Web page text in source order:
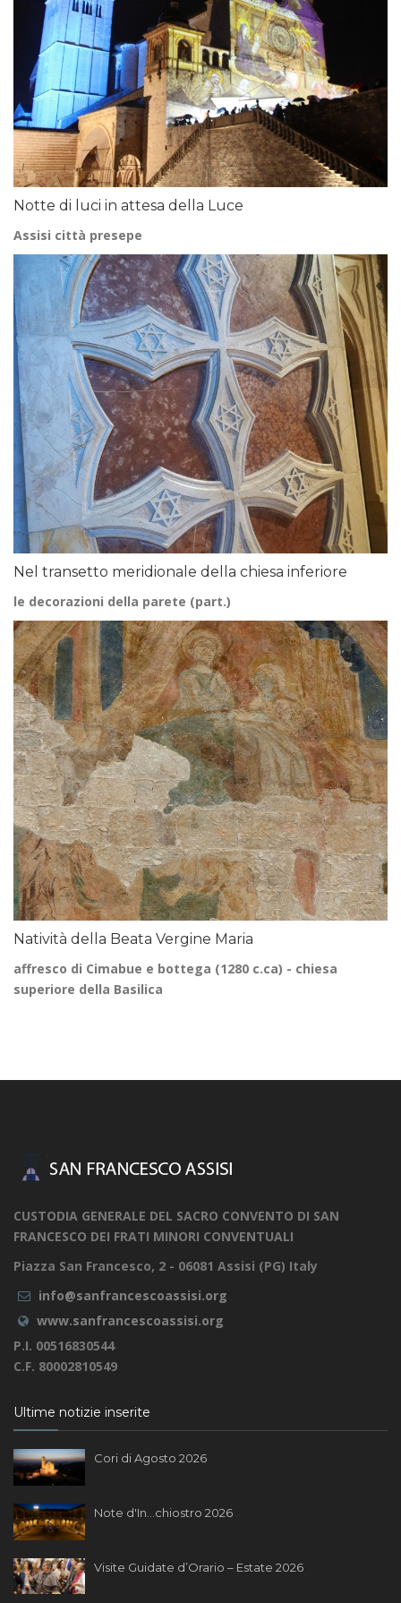
Notte di luci in attesa della Luce
Assisi città presepe
Nel transetto meridionale della chiesa inferiore
le decorazioni della parete (part.)
Natività della Beata Vergine Maria
affresco di Cimabue e bottega (1280 c.ca) - chiesa
superiore della Basilica
CUSTODIA GENERALE DEL SACRO CONVENTO DI SAN
FRANCESCO DEI FRATI MINORI CONVENTUALI
Piazza San Francesco, 2 - 06081 Assisi (PG) Italy
info@sanfrancescoassisi.org
www.sanfrancescoassisi.org
P.I. 00516830544
C.F. 80002810549
Ultime notizie inserite
Cori di Agosto 2026
Note d'In...chiostro 2026
Visite Guidate d’Orario – Estate 2026